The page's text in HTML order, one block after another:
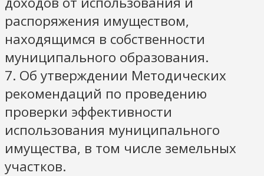
распоряжения имуществом,
находящимся в собственности
муниципального образования.
7. Об утверждении Методических
рекомендаций по проведению
проверки эффективности
использования муниципального
имущества, в том числе земельных
участков.